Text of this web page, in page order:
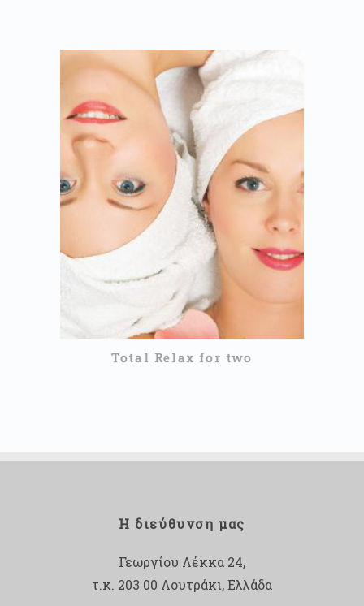
100ΛΕΠΤΆ
1 ΗΜΈΡΑ
170,00 €
ΔΙΑΒΑΣΤΕ ΠΕΡΙΣΣΟΤΕΡΑ
Total Relax for two
Η διεύθυνση μας
Γεωργίου Λέκκα 24,
τ.κ. 203 00 Λουτράκι, Ελλάδα